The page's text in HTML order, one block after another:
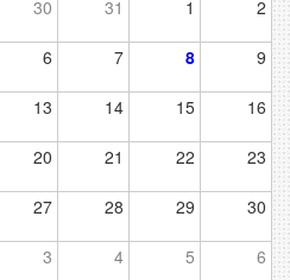
30 31 1 2
6 7 8 9
13 14 15 16
20 21 22 23
27 28 29 30
3 4 5 6